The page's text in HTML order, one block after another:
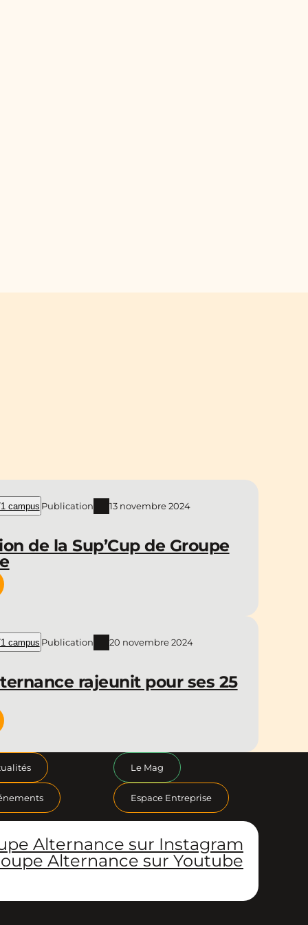
de la Sup’Cup de Groupe
campus Publication 13 novembre 2024
rajeunit pour ses 25
campus Publication 20 novembre 2024
Le Mag
Espace Entreprise
Alternance sur Instagram
Alternance sur Youtube